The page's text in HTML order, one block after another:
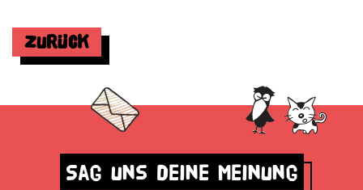
Zurück
Sag uns deine Meinung